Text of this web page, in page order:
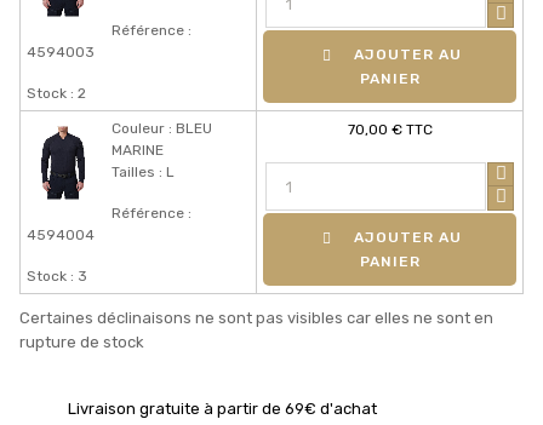
Référence :
4594003
Stock : 2
PANIER
Couleur : BLEU
MARINE
Tailles : L
Référence :
4594004
Stock : 3
70,00 € TTC
PANIER
Certaines déclinaisons ne sont pas visibles car elles ne sont en
rupture de stock
Livraison gratuite à partir de 69€ d'achat